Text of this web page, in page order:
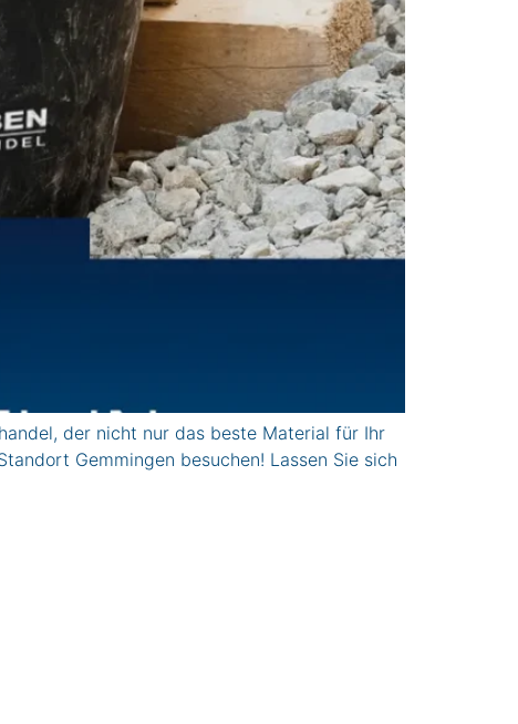
der nicht nur das beste Material für Ihr
Gemmingen besuchen! Lassen Sie sich